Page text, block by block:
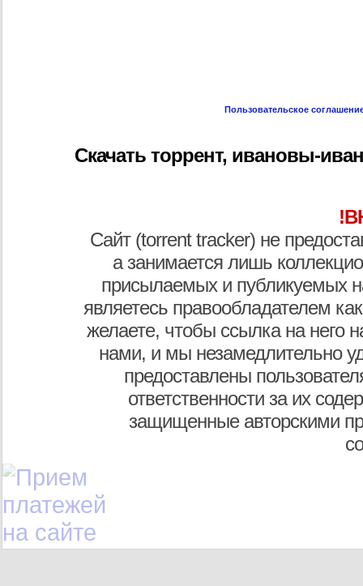
Пользовательское
Скачать торрент, ивановы-
Сайт (torrent tracker) не
а занимается лишь
присылаемых и публикуемых
являетесь правообладателем
желаете, чтобы ссылка на него
нами, и мы незамедлительно
предоставлены
ответственности за их
защищенные авторскими